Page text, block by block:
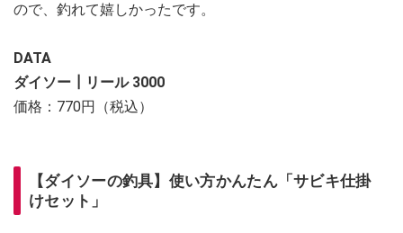
ので、釣れて嬉しかったです。
DATA
ダイソー┃リール 3000
価格：770円（税込）
【ダイソーの釣具】使い方かんたん「サビキ仕掛
けセット」